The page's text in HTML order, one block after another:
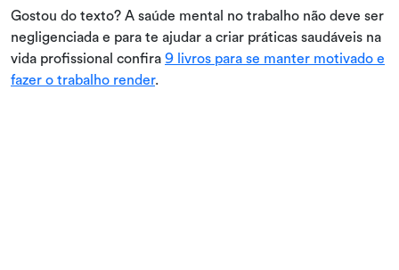
Gostou do texto? A saúde mental no trabalho não deve ser
negligenciada e para te ajudar a criar práticas saudáveis na
vida profissional confira 9 livros para se manter motivado e
fazer o trabalho render.